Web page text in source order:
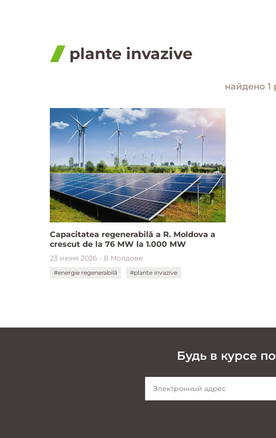
plante invazive
найдено 1
Capacitatea regenerabilă a R. Moldova a
crescut de la 76 MW la 1.000 MW
23 июня 2026 - В Молдове
#energie regenerabilă #plante invazive
Будь в курсе